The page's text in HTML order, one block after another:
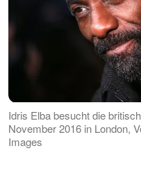
Idris Elba besucht die
November 2016 in London,
Images